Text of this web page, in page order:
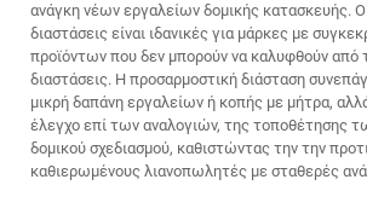
ανάγκη νέων εργαλείων δομικής κατασκευής.
διαστάσεις είναι ιδανικές για μάρκες με
προϊόντων που δεν μπορούν να καλυφθούν από
διαστάσεις. Η προσαρμοστική διάσταση
μικρή δαπάνη εργαλείων ή κοπής με μήτρα,
έλεγχο επί των αναλογιών, της τοποθέτησης
δομικού σχεδιασμού, καθιστώντας την την
καθιερωμένους λιανοπωλητές με σταθερές